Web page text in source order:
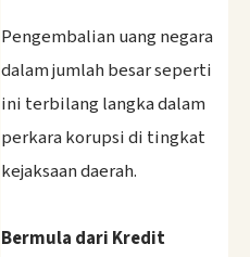
‎Pengembalian uang negara
dalam jumlah besar seperti
ini terbilang langka dalam
perkara korupsi di tingkat
kejaksaan daerah.
Bermula dari Kredit